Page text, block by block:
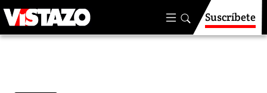
Suscríbete